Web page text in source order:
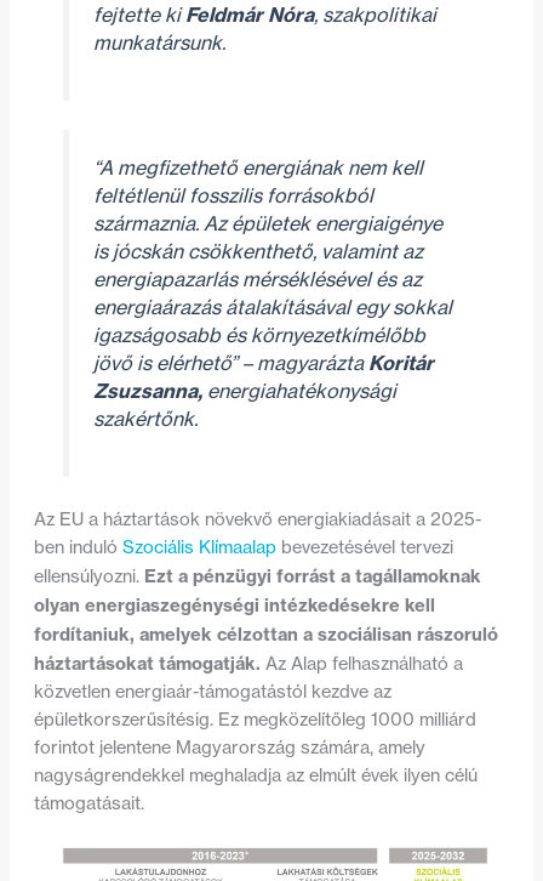
fejtette kiFeldmár Nóra, szakpolitikai
munkatársunk.
“A megfizethető energiának nem kell
feltétlenül fosszilis forrásokból
származnia. Az épületek energiaigénye
is jócskán csökkenthető, valamint az
energiapazarlás mérséklésével és az
energiaárazás átalakításával egy sokkal
igazságosabb és környezetkímélőbb
jövő is elérhető” – magyarázta Koritár
Zsuzsanna,energiahatékonysági
szakértőnk.
Az EU a háztartások növekvő energiakiadásait a 2025-
ben induló Szociális Klímaalapbevezetésével tervezi
ellensúlyozni. Ezt a pénzügyi forrást a tagállamoknak
olyan energiaszegénységi intézkedésekre kell
fordítaniuk, amelyek célzottan a szociálisan rászoruló
háztartásokat támogatják. Az Alap felhasználható a
közvetlen energiaár-támogatástól kezdve az
épületkorszerűsítésig. Ez megközelítőleg 1000 milliárd
forintot jelentene Magyarország számára, amely
nagyságrendekkel meghaladja az elmúlt évek ilyen célú
támogatásait.